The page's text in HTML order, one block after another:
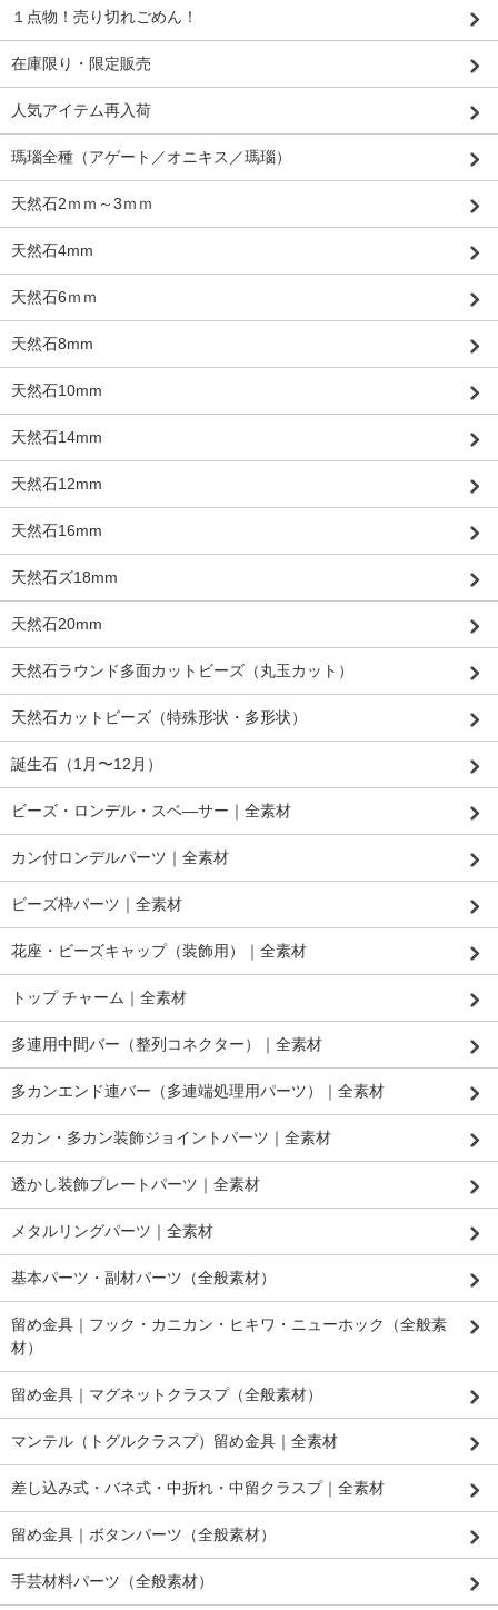
１点物！売り切れごめん！
在庫限り・限定販売
人気アイテム再入荷
瑪瑙全種（アゲート／オニキス／瑪瑙）
天然石2ｍｍ～3ｍｍ
天然石4mm
天然石6ｍｍ
天然石8mm
天然石10mm
天然石14mm
天然石12mm
天然石16mm
天然石ズ18mm
天然石20mm
天然石ラウンド多面カットビーズ（丸玉カット）
天然石カットビーズ（特殊形状・多形状）
誕生石（1月〜12月）
ビーズ・ロンデル・スベ―サー｜全素材
カン付ロンデルパーツ｜全素材
ビーズ枠パーツ｜全素材
花座・ビーズキャップ（装飾用）｜全素材
トップ チャーム｜全素材
多連用中間バー（整列コネクター）｜全素材
多カンエンド連バー（多連端処理用パーツ）｜全素材
2カン・多カン装飾ジョイントパーツ｜全素材
透かし装飾プレートパーツ｜全素材
メタルリングパーツ｜全素材
基本パーツ・副材パーツ（全般素材）
留め金具｜フック・カニカン・ヒキワ・ニューホック（全般素
材）
留め金具｜マグネットクラスプ（全般素材）
マンテル（トグルクラスプ）留め金具｜全素材
差し込み式・バネ式・中折れ・中留クラスプ｜全素材
留め金具｜ボタンパーツ（全般素材）
手芸材料パーツ（全般素材）